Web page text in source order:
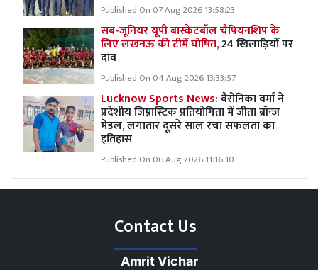
Published On 07 Aug 2026 13:58:23
सब-जूनियर यूपी बास्केटबॉल चैंपियनशिप के
लिए लखनऊ की टीमें घोषित,24 खिलाड़ियों पर
दांव
Published On 04 Aug 2026 13:33:57
Lucknow Sports News:वैरोनिका वर्मा ने
प्रदेशीय जिम्नास्टिक प्रतियोगिता में जीता ब्रॉन्ज
मेडल, लगातार दूसरे साल रचा सफलता का
इतिहास
Published On 06 Aug 2026 11:16:10
Contact Us
Amrit Vichar